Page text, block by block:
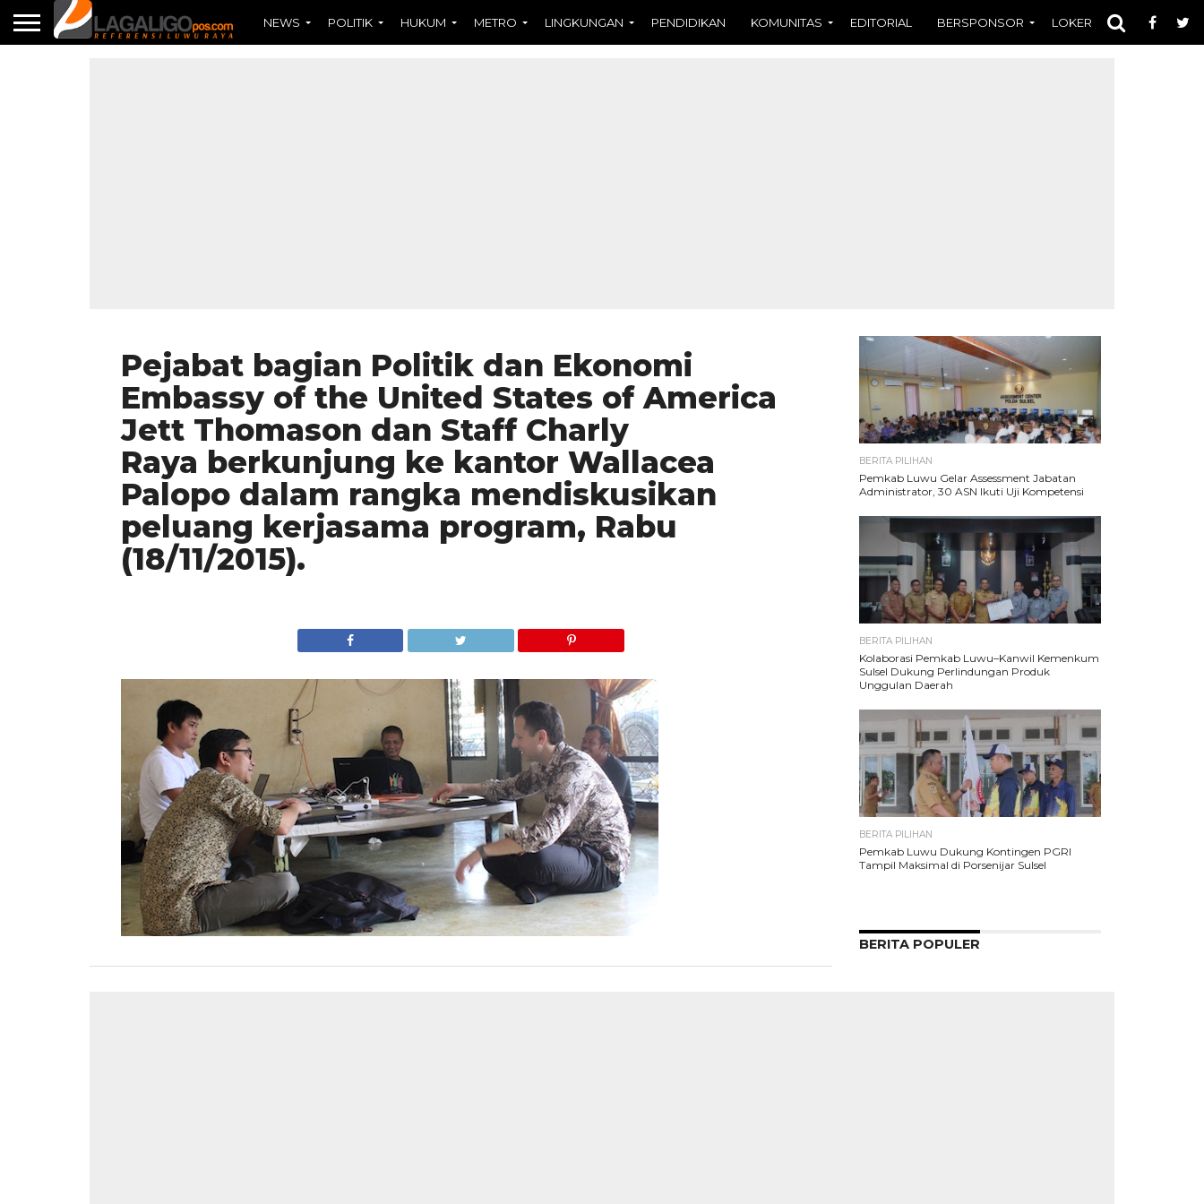
NEWS POLITIK HUKUM METRO LINGKUNGAN PENDIDIKAN KOMUNITAS EDITORIAL BERSPONSOR LOKER OPINI
Pejabat bagian Politik dan Ekonomi
Embassy of the United States of America
Jett Thomason dan Staff Charly
Raya berkunjung ke kantor Wallacea
Palopo dalam rangka mendiskusikan
peluang kerjasama program, Rabu
(18/11/2015).
BERITA PILIHAN
Pemkab Luwu Gelar Assessment Jabatan
Administrator, 30 ASN Ikuti Uji Kompetensi
BERITA PILIHAN
Kolaborasi Pemkab Luwu–Kanwil Kemenkum
Sulsel Dukung Perlindungan Produk
Unggulan Daerah
BERITA PILIHAN
Pemkab Luwu Dukung Kontingen PGRI
Tampil Maksimal di Porsenijar Sulsel
BERITA POPULER